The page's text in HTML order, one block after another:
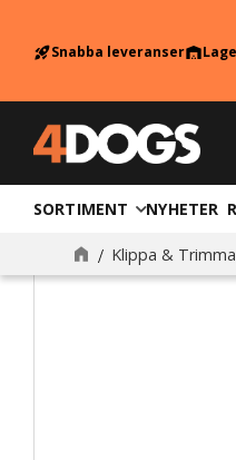
rocket_launchSnabba leveranserwarehouse
SORTIMENT NYHETER
Klippa & Trimma